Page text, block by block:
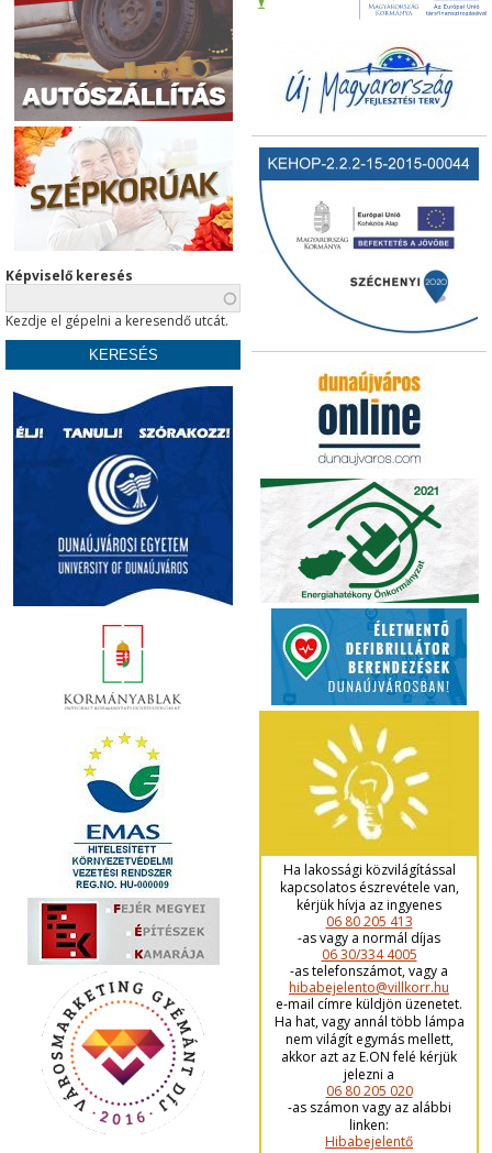
Képviselő keresés
Kezdje el gépelni a keresendő utcát.
Ha lakossági közvilágítással
kapcsolatos észrevétele van,
kérjük hívja az ingyenes
06 80 205 413
-as vagy a normál díjas
06 30/334 4005
-as telefonszámot, vagy a
hibabejelento@villkorr.hu
e-mail címre küldjön üzenetet.
Ha hat, vagy annál több lámpa
nem világít egymás mellett,
akkor azt az E.ON felé kérjük
jelezni a
06 80 205 020
-as számon vagy az alábbi
linken:
Hibabejelentő